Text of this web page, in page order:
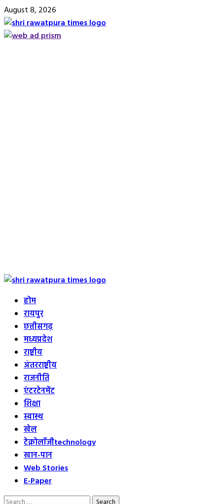
Skip
to
content
August 8, 2026
Primary
होम
रायपुर
छत्तीसगढ़
मध्यप्रदेश
राष्ट्रीय
अंतरराष्ट्रीय
राजनीति
एंटरटेनमेंट
शिक्षा
स्वास्थ
खेल
टेक्नोलॉजीtechnology
खान-पान
Web Stories
E-Paper